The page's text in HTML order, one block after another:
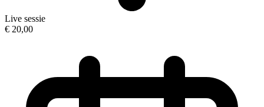
Live sessie
€ 20,00